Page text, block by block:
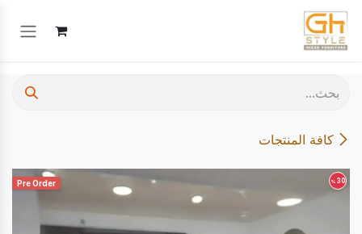
تخطي للذهاب إلى المحتوى
كافة المنتجات
Pre Order 30
%